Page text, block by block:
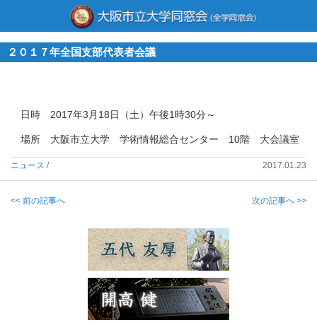
２０１７年全国支部代表者会議
日時 2017年3月18日（土）午後1時30分～
場所 大阪市立大学 学術情報総合センター 10階 大会議室
ニュース / 2017.01.23
<< 前の記事へ 次の記事へ >>